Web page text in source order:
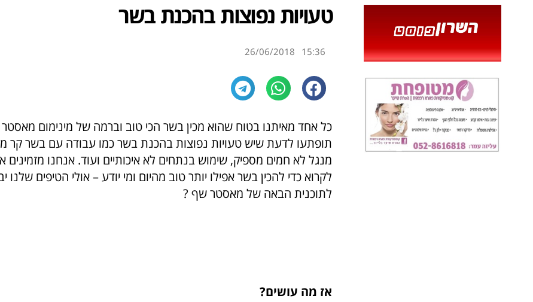
טעויות נפוצות בהכנת בשר
15:36
26/06/2018
כל אחד מאיתנו בטוח שהוא מכין בשר הכי טוב וברמה של מינימום
תופתעו לדעת שיש טעויות נפוצות בהכנת בשר כמו עבודה עם בשר קר
מנגל לא חמים מספיק, שימוש בנתחים לא איכותיים ועוד. אנחנו
לקרוא כדי להכין בשר אפילו יותר טוב מהיום ומי יודע – אולי הטיפים שלנו
לתוכנית הבאה של מאסטר שף ?
אז מה עושים?